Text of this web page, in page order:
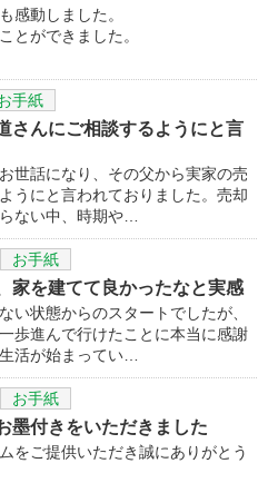
感動しました。
とができました。
手紙
さんにご相談するようにと言
世話になり、その父から実家の売
うにと言われておりました。売却
ない中、時期や…
お手紙
家を建てて良かったなと実感
い状態からのスタートでしたが、
歩進んで行けたことに本当に感謝
活が始まってい…
お手紙
墨付きをいただきました
をご提供いただき誠にありがとう